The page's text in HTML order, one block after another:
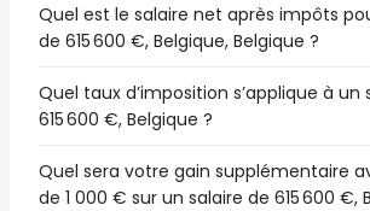
Quel est le salaire net après impôts
de 615 600 €, Belgique, Belgique ?
Quel taux d’imposition s’applique à un
615 600 €, Belgique ?
Quel sera votre gain supplémentaire
de 1 000 € sur un salaire de 615 600 €,